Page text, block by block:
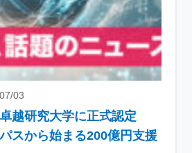
03
越研究大学に正式認定
スから始まる200億円支援